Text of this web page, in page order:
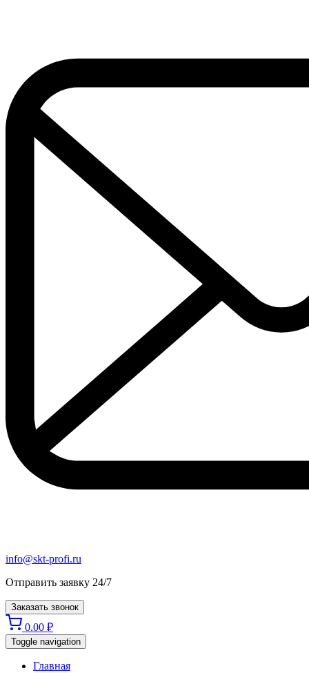
info@skt-profi.ru
Отправить заявку 24/7
Заказать звонок
0.00 ₽
Toggle navigation
Главная